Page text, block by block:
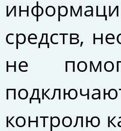
средств,
не
контролю